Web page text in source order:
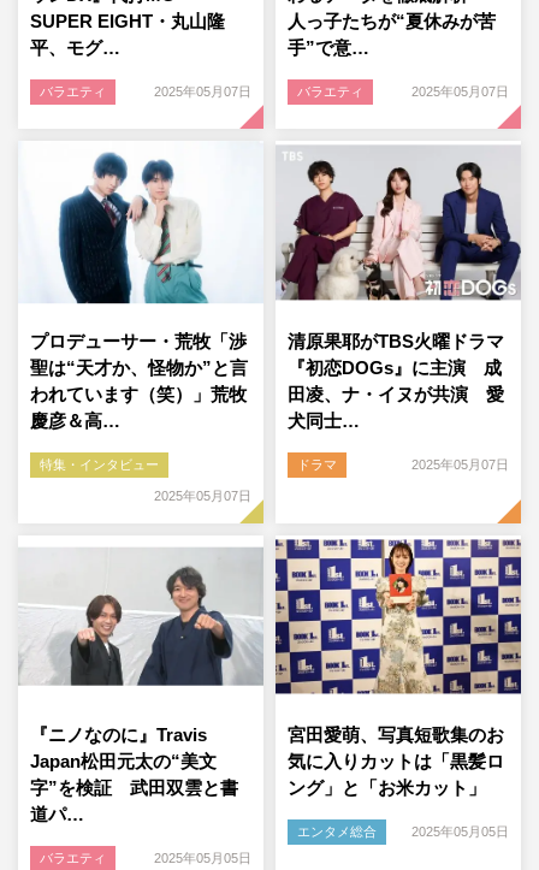
SUPER EIGHT・丸山隆
平、モグ…
バラエティ 2025年05月07日
人っ子たちが“夏休みが苦
手”で意…
バラエティ 2025年05月07日
プロデューサー・荒牧「渉
聖は“天才か、怪物か”と言
われています（笑）」荒牧
慶彦＆高…
特集・インタビュー
2025年05月07日
清原果耶がTBS火曜ドラマ
『初恋DOGs』に主演 成
田凌、ナ・イヌが共演 愛
犬同士…
ドラマ 2025年05月07日
『ニノなのに』Travis
Japan松田元太の“美文
字”を検証 武田双雲と書
道パ…
バラエティ 2025年05月05日
宮田愛萌、写真短歌集のお
気に入りカットは「黒髪ロ
ング」と「お米カット」
エンタメ総合 2025年05月05日